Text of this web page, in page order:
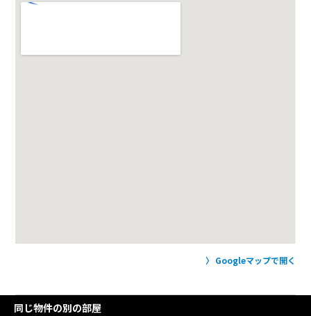
Googleマップで開く
同じ物件の別の部屋